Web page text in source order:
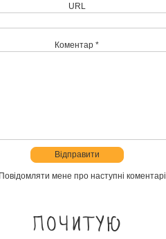
URL
Коментар *
Повідомляти мене про наступні коментарі
Почитую